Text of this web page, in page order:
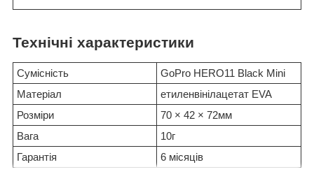
Технічні характеристики
Сумісність
GoPro HERO11 Black Mini
Матеріал
етиленвінілацетат EVA
Розміри
70 × 42 × 72мм
Вага
10г
Гарантія
6 місяців